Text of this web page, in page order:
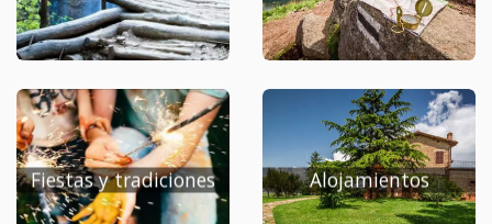
Fiestas y tradiciones Alojamientos